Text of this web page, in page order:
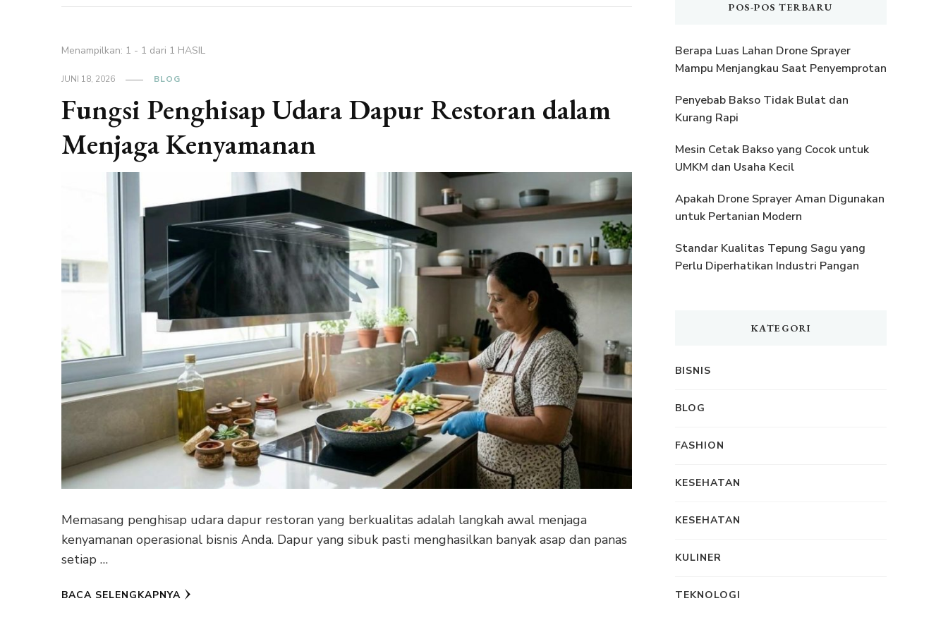
Menampilkan: 1 - 1 dari 1 HASIL
JUNI 18, 2026 BLOG
Fungsi Penghisap Udara Dapur Restoran dalam
Menjaga Kenyamanan
Memasang penghisap udara dapur restoran yang berkualitas adalah langkah awal menjaga
kenyamanan operasional bisnis Anda. Dapur yang sibuk pasti menghasilkan banyak asap dan panas
setiap …
BACA SELENGKAPNYA
POS-POS TERBARU
Berapa Luas Lahan Drone Sprayer
Mampu Menjangkau Saat Penyemprotan
Penyebab Bakso Tidak Bulat dan
Kurang Rapi
Mesin Cetak Bakso yang Cocok untuk
UMKM dan Usaha Kecil
Apakah Drone Sprayer Aman Digunakan
untuk Pertanian Modern
Standar Kualitas Tepung Sagu yang
Perlu Diperhatikan Industri Pangan
KATEGORI
BISNIS
BLOG
FASHION
KESEHATAN
KESEHATAN
KULINER
TEKNOLOGI